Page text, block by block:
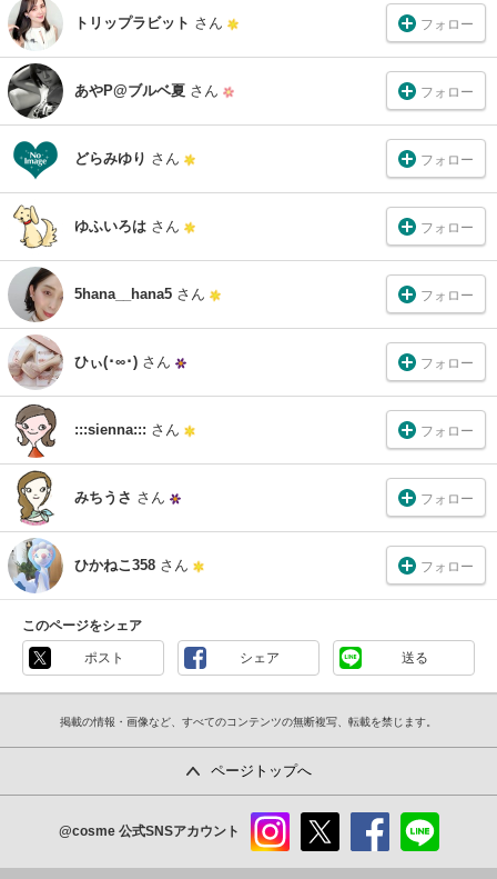
トリップラビット さん フォロー
あやP@ブルベ夏 さん フォロー
どらみゆり さん フォロー
ゆふいろは さん フォロー
5hana__hana5 さん フォロー
ひぃ(･∞･) さん フォロー
:::sienna::: さん フォロー
みちうさ さん フォロー
ひかねこ358 さん フォロー
このページをシェア
ポスト シェア 送る
掲載の情報・画像など、すべてのコンテンツの無断複写、転載を禁じます。
ページトップへ
@cosme 公式SNSアカウント